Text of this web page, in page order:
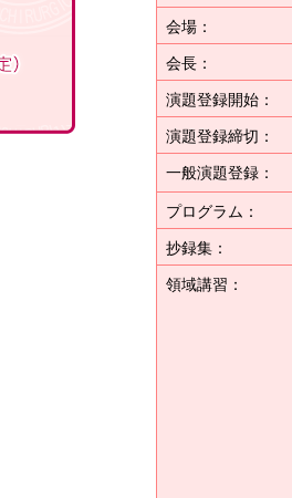
会場：
会長：
演題登録開始：
演題登録締切：
一般演題登録：
プログラム：
抄録集：
領域講習：